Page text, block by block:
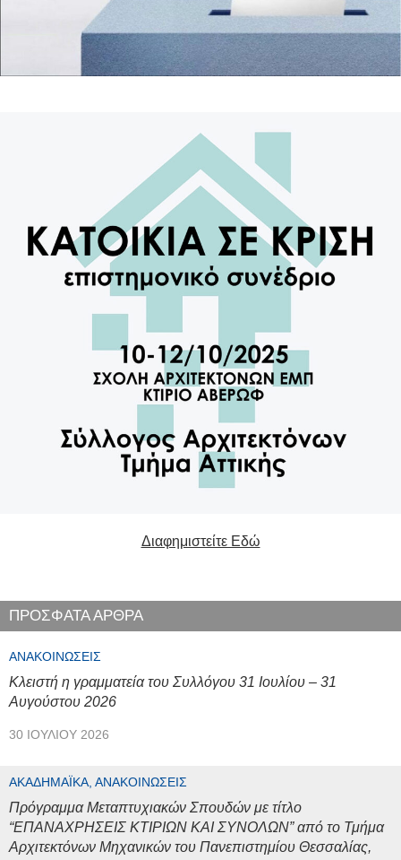
Διαφημιστείτε Εδώ
ΠΡΟΣΦΑΤΑ ΑΡΘΡΑ
ΑΝΑΚΟΙΝΏΣΕΙΣ
Κλειστή η γραμματεία του Συλλόγου 31 Ιουλίου – 31
Αυγούστου 2026
30 ΙΟΥΛΊΟΥ 2026
ΑΚΑΔΗΜΑΪΚΆ, ΑΝΑΚΟΙΝΏΣΕΙΣ
Πρόγραμμα Μεταπτυχιακών Σπουδών με τίτλο
“ΕΠΑΝΑΧΡΗΣΕΙΣ ΚΤΙΡΙΩΝ ΚΑΙ ΣΥΝΟΛΩΝ” από το Τμήμα
Αρχιτεκτόνων Μηχανικών του Πανεπιστημίου Θεσσαλίας,